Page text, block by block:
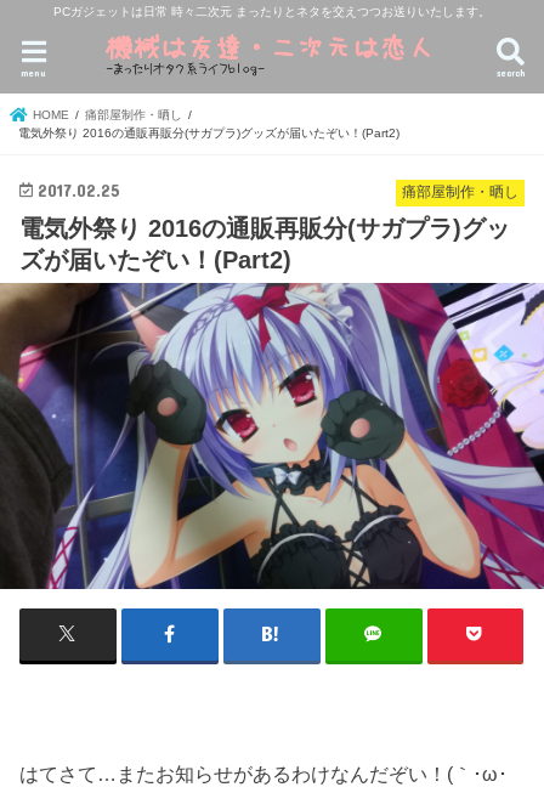
PCガジェットは日常 時々二次元 まったりとネタを交えつつお送りいたします。
search
menu
HOME
痛部屋制作・晒し
電気外祭り 2016の通販再販分(サガプラ)グッズが届いたぞい！(Part2)
痛部屋制作・晒し
2017.02.25
電気外祭り 2016の通販再販分(サガプラ)グッ
ズが届いたぞい！(Part2)
はてさて…またお知らせがあるわけなんだぞい！(｀･ω･